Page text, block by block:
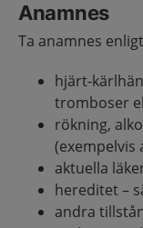
Anamnes
Ta anamnes
hjärt-
tromboser
rökning,
(exempelvis
aktuella
hereditet –
andra